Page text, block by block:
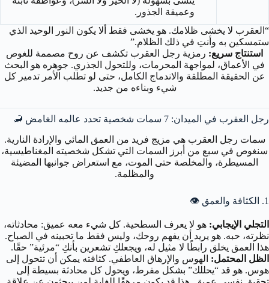
وعميقة الجذور.
“العقرب لا يخشى ظلامك. هو يخشى فقط ألا يكون النور الوحيد الذي
ستمسكين به وأنتِ في ذلك الظلام.”
استنتاج سريع: رمزية رجل العقرب تكشف عن روح مصممة للغوص
في الأعماق، لمواجهة المحرمات، وللتحول الجذري. جوهره هو البحث
عن الحقيقة المطلقة والاندماج الكامل، حتى لو تطلب الأمر تدمير كل
شيء وبناءه من جديد.
رجل العقرب في الميدان: 7 سمات شخصية تحدد عالمه الغامض 🦂
سمات رجل العقرب هي مزيج فريد من العمق المائي والإرادة النارية.
سنغوص في سبع من أبرز السمات التي تشكل شخصيته المغناطيسية،
المسيطرة، والمخلصة حتى الموت، مع استعراض جوانبها المضيئة
والمظلمة.
1. الكثافة والعمق 👁️
التجلي الإيجابي: هو لا يعرف السطحية. كل شيء معه عميق: محادثاته،
نظرته، حبه. هو يريد أن يفهم روحك، وليس فقط ما تحبينه في الصباح.
هذا العمق يخلق رابطًا لا مثيل له، ويجعلكِ تشعرين بأنكِ “مرئية” حقًا.
الظل المحتمل: الهوس والإرهاق العاطفي. كثافته يمكن أن تتحول إلى
هوس. هو قد “يحللك” بشكل مفرط، ويحول كل محادثة بسيطة إلى